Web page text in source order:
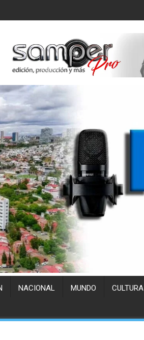
NACIONAL MUNDO CULTURA